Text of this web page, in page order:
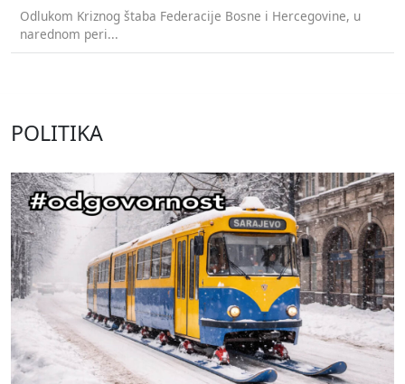
Odlukom Kriznog štaba Federacije Bosne i Hercegovine, u
narednom peri...
POLITIKA